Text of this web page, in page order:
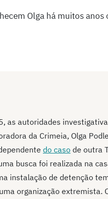
Olga há muitos
as autoridades
da Crimeia, Olga
do caso de outra
busca foi realizada na
instalação de detenção
organização extremista.